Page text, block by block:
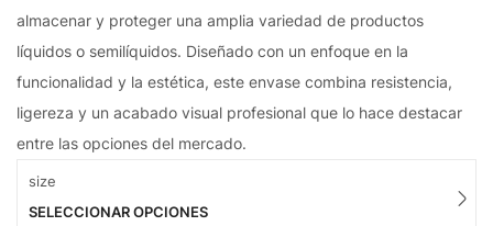
almacenar y proteger una amplia variedad de productos
líquidos o semilíquidos. Diseñado con un enfoque en la
funcionalidad y la estética, este envase combina resistencia,
ligereza y un acabado visual profesional que lo hace destacar
entre las opciones del mercado.
size
SELECCIONAR OPCIONES